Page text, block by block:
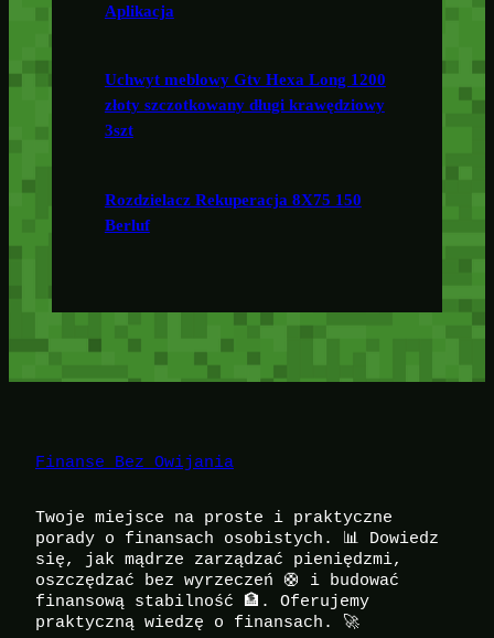
Aplikacja
Uchwyt meblowy Gtv Hexa Long 1200
złoty szczotkowany długi krawędziowy
3szt
Rozdzielacz Rekuperacja 8X75 150
Berluf
Finanse Bez Owijania
Twoje miejsce na proste i praktyczne
porady o finansach osobistych. 📊 Dowiedz
się, jak mądrze zarządzać pieniędzmi,
oszczędzać bez wyrzeczeń 🛟 i budować
finansową stabilność 🏦. Oferujemy
praktyczną wiedzę o finansach. 🚀